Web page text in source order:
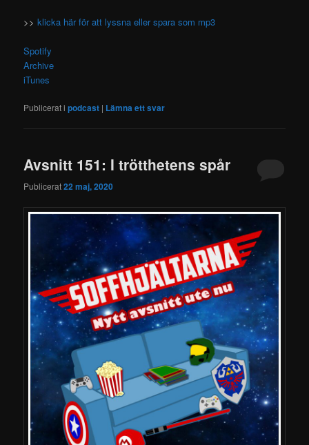
>> klicka här för att lyssna eller spara som mp3
Spotify
Archive
iTunes
Publicerat i podcast | Lämna ett svar
Avsnitt 151: I trötthetens spår
Publicerat22 maj, 2020